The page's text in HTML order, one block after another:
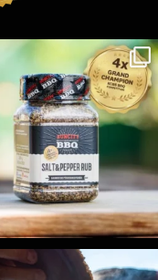
– autentická BBQ chuť u vás doma!...
1 0
na grilu je opravdu rychlá, a stejně tak